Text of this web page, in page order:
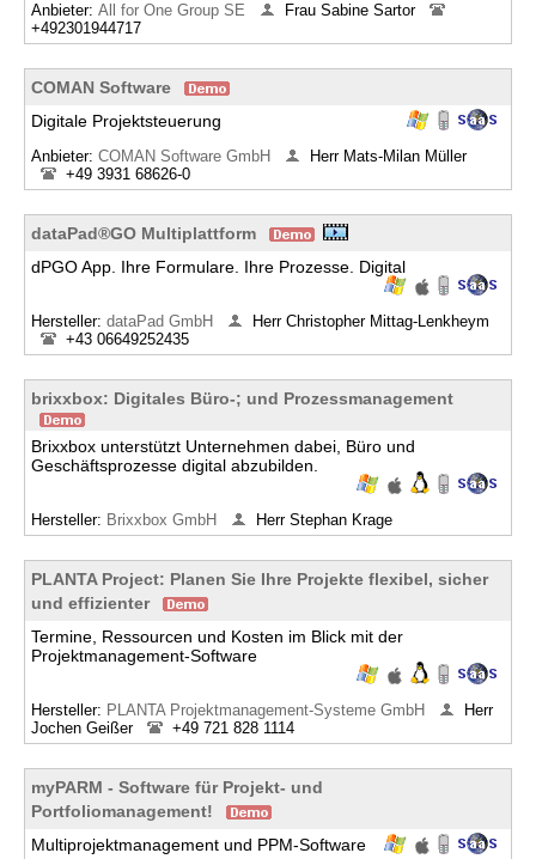
Anbieter: All for One Group SE
Frau Sabine Sartor
+492301944717
COMAN Software
Digitale Projektsteuerung
Anbieter: COMAN Software GmbH
Herr Mats-Milan Müller
+49 3931 68626-0
dataPad®GO Multiplattform
dPGO App. Ihre Formulare. Ihre Prozesse. Digital
Hersteller: dataPad GmbH
Herr Christopher Mittag-Lenkheym
+43 06649252435
brixxbox: Digitales Büro-; und Prozessmanagement
Brixxbox unterstützt Unternehmen dabei, Büro und
Geschäftsprozesse digital abzubilden.
Hersteller: Brixxbox GmbH Herr Stephan Krage
PLANTA Project: Planen Sie Ihre Projekte flexibel, sicher
und effizienter
Termine, Ressourcen und Kosten im Blick mit der
Projektmanagement-Software
Hersteller: PLANTA Projektmanagement-Systeme GmbH
Herr
Jochen Geißer
+49 721 828 1114
myPARM - Software für Projekt- und
Portfoliomanagement!
Multiprojektmanagement und PPM-Software